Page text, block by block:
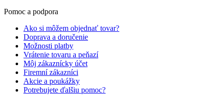
Pomoc a podpora
Ako si môžem objednať tovar?
Doprava a doručenie
Možnosti platby
Vrátenie tovaru a peňazí
Môj zákaznícky účet
Firemní zákazníci
Akcie a poukážky
Potrebujete ďalšiu pomoc?